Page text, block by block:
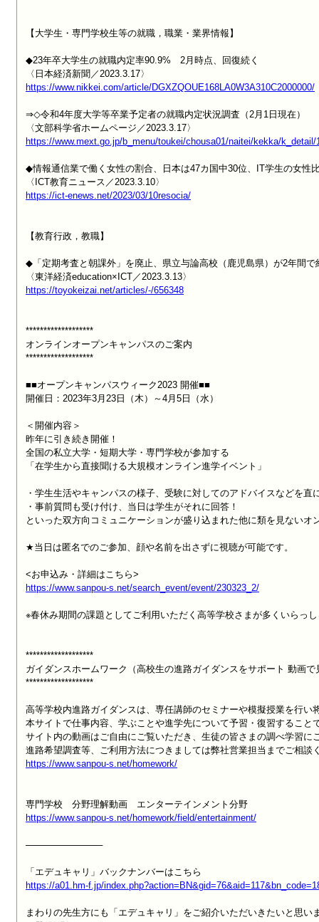
【大学生・専門学校生等の就職，職業・業界情報】
◆23年卒大学生の就職内定率90.9%　2月時点、回復続く
https://www.nikkei.com/article/DGXZQOUE168LA0W3A310C2000000/
⇒◇令和4年度大学等卒業予定者の就職内定状況調査（2月1日現在）
https://www.mext.go.jp/b_menu/toukei/chousa01/naitei/kekka/k_detail/
◆情報通信業で働く女性の割合、日本は47カ国中30位、IT学生の女性
https://ict-enews.net/2023/03/10resocia/
【教育行政，教職】
◆「定期考査と朝課外」を廃止、県立与論高校（鹿児島県）が2年間
https://toyokeizai.net/articles/-/656348
*******************
オンラインオープンキャンパスのご案内
*******************
■■オープンキャンパスウィーク2023 開催■■
開催日：2023年3月23日（木）～4月5日（水）
＜開催内容＞
昨年に引き続き開催！
全国の私立大学・短期大学・専門学校が参加する
「在学生から直接聞ける大規模オンライン進学イベント」
・学生生活やキャンパスの様子、受験に対してのアドバイスなどを直
・事前質問も受け付け、当日は学生がそれに回答！
といった双方向コミュニケーションが盛り込まれた他に類を見ないオ
★当日は匿名でのご参加、顔や名前を出さずに視聴が可能です。
https://www.sanpou-s.net/search_event/event/230323_2/
※春休み期間の課題としてご利用いただく高等学校さまが多くいらっ
*******************
ガイダンスホームワーク（高校生の進路ガイダンスをサポート 動画
*******************
高等学校内進路ガイダンスは、専任講師のセミナーや模擬授業を行い
本サイトで仕事内容、学ぶことや進学先について予習・復習すること
サイト内の動画はご自由にご覧いただき、生徒の皆さまの調べ学習に
https://www.sanpou-s.net/homework/
https://www.sanpou-s.net/homework/field/entertainment/
────────────
https://a01.hm-f.jp/
まわりの先生方にも「エデュキャリ」をご紹介いただいきたいと思